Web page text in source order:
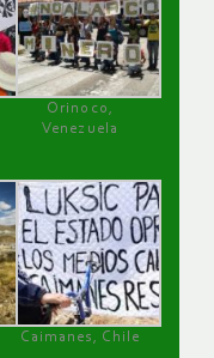
Orinoco,
Venezuela
Caimanes, Chile